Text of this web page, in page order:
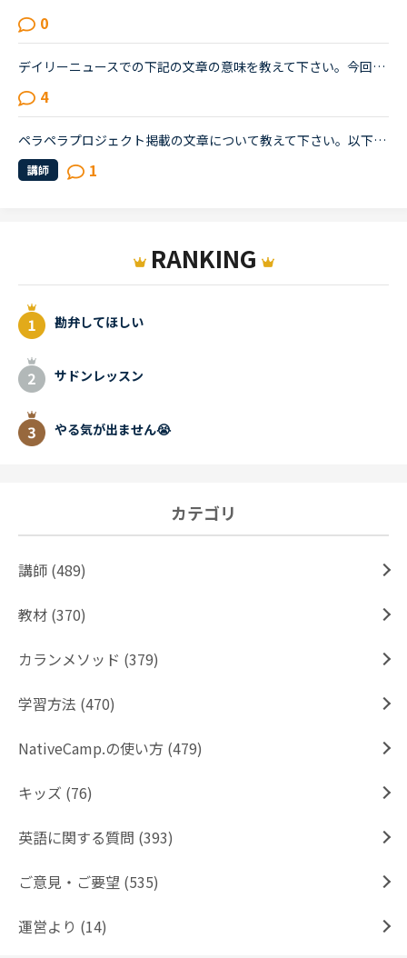
0
デイリーニュースでの下記の文章の意味を教えて下さい。今回のトピックは自分のレベルでは難しく、いまいちわからない文章が複数ありました。でも、せっかく勉強したので理解したい！！1つでも良いので、文章の意...
4
ペラペラプロジェクト掲載の文章について教えて下さい。以下文章の訳について、一段落目のI did not see enough female role model given the opportunity 〜とありますが、これは「〜の機会が与えられた女性のロ...
講師 1
RANKING
勘弁してほしい
サドンレッスン
やる気が出ません😭
カテゴリ
講師 (489)
教材 (370)
カランメソッド (379)
学習方法 (470)
NativeCamp.の使い方 (479)
キッズ (76)
英語に関する質問 (393)
ご意見・ご要望 (535)
運営より (14)